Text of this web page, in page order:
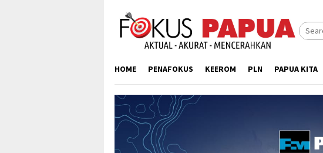
content
HOME PENAFOKUS KEEROM PLN PAPUA KITA